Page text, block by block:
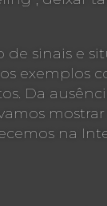
sinais e
exemplos
Da
na